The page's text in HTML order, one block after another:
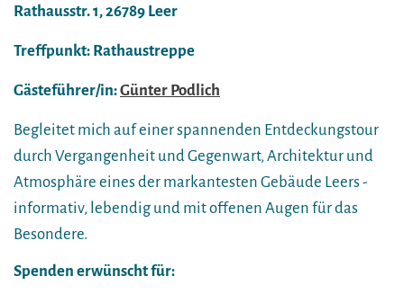
Rathausstr. 1, 26789 Leer
Treffpunkt: Rathaustreppe
Gästeführer/in:Günter Podlich
Begleitet mich auf einer spannenden Entdeckungstour
durch Vergangenheit und Gegenwart, Architektur und
Atmosphäre eines der markantesten Gebäude Leers -
informativ, lebendig und mit offenen Augen für das
Besondere.
Spenden erwünscht für: